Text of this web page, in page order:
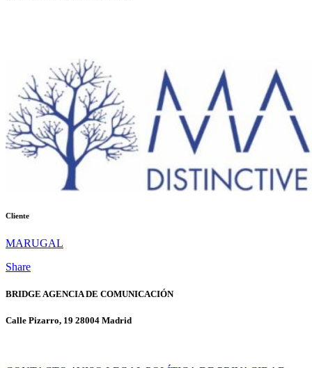
Cliente
MARUGAL
Share
BRIDGE AGENCIA DE COMUNICACIÓN
Calle Pizarro, 19 28004 Madrid